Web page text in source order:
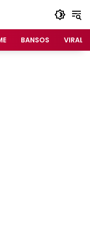
BANSOS VIRAL